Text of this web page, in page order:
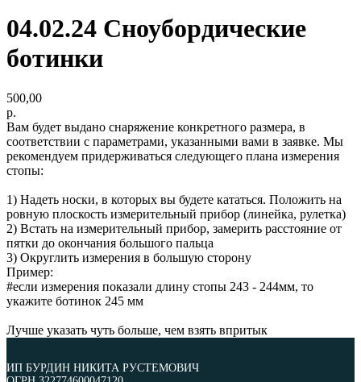
04.02.24 Сноубордические
ботинки
500,00
р.
Вам будет выдано снаряжение конкретного размера, в
соответствии с параметрами, указанными вами в заявке. Мы
рекомендуем придерживаться следующего плана измерения
стопы:
1) Надеть носки, в которых вы будете кататься. Положить на
ровную плоскость измерительный прибор (линейка, рулетка)
2) Встать на измерительный прибор, замерить расстояние от
пятки до окончания большого пальца
3) Округлить измерения в большую сторону
Пример:
#если измерения показали длину стопы 243 - 244мм, то
укажите ботинок 245 мм
Лучше указать чуть больше, чем взять впритык
ИП БУРДИН НИКИТА РУСТЕМОВИЧ